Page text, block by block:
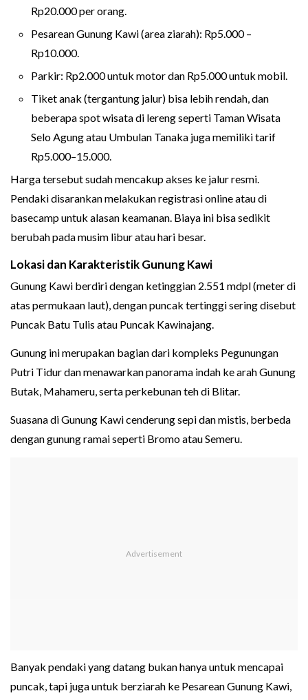
Rp20.000 per orang.
Pesarean Gunung Kawi (area ziarah): Rp5.000 –
Rp10.000.
Parkir: Rp2.000 untuk motor dan Rp5.000 untuk mobil.
Tiket anak (tergantung jalur) bisa lebih rendah, dan
beberapa spot wisata di lereng seperti Taman Wisata
Selo Agung atau Umbulan Tanaka juga memiliki tarif
Rp5.000–15.000.
Harga tersebut sudah mencakup akses ke jalur resmi.
Pendaki disarankan melakukan registrasi online atau di
basecamp untuk alasan keamanan. Biaya ini bisa sedikit
berubah pada musim libur atau hari besar.
Lokasi dan Karakteristik Gunung Kawi
Gunung Kawi berdiri dengan ketinggian 2.551 mdpl (meter di
atas permukaan laut), dengan puncak tertinggi sering disebut
Puncak Batu Tulis atau Puncak Kawinajang.
Gunung ini merupakan bagian dari kompleks Pegunungan
Putri Tidur dan menawarkan panorama indah ke arah Gunung
Butak, Mahameru, serta perkebunan teh di Blitar.
Suasana di Gunung Kawi cenderung sepi dan mistis, berbeda
dengan gunung ramai seperti Bromo atau Semeru.
Banyak pendaki yang datang bukan hanya untuk mencapai
puncak, tapi juga untuk berziarah ke Pesarean Gunung Kawi,